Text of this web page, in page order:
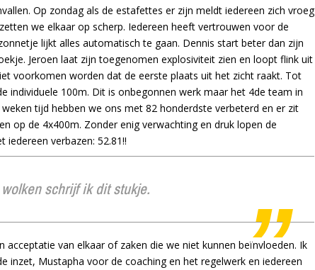
Op zondag als de estafettes er zijn meldt iedereen zich vroeg
we elkaar op scherp. Iedereen heeft vertrouwen voor de
lijkt alles automatisch te gaan. Dennis start beter dan zijn
Jeroen laat zijn toegenomen explosiviteit zien en loopt flink uit
voorkomen worden dat de eerste plaats uit het zicht raakt. Tot
individuele 100m. Dit is onbegonnen werk maar het 4de team in
tijd hebben we ons met 82 honderdste verbeterd en er zit
op de 4x400m. Zonder enig verwachting en druk lopen de
iedereen verbazen: 52.81!!
schrijf ik dit stukje.
van elkaar of zaken die we niet kunnen beïnvloeden. Ik
inzet, Mustapha voor de coaching en het regelwerk en iedereen